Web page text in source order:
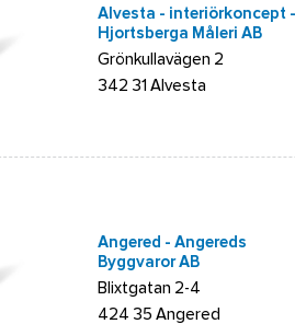
Alvesta - interiörkoncept -
Hjortsberga Måleri AB
Grönkullavägen 2
342 31 Alvesta
Angered - Angereds
Byggvaror AB
Blixtgatan 2-4
424 35 Angered